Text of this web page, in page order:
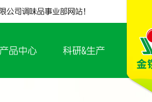
司调味品事业部网站！
产品中心 科研&生产